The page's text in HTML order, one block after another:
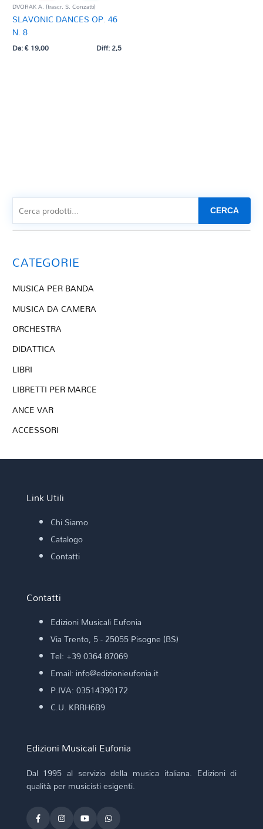
DVORAK A. (trascr. S. Conzatti)
SLAVONIC DANCES OP. 46
N. 8
Da:€19,00 Diff: 2,5
CERCA
CATEGORIE
MUSICA PER BANDA
MUSICA DA CAMERA
ORCHESTRA
DIDATTICA
LIBRI
LIBRETTI PER MARCE
ANCE VAR
ACCESSORI
Link Utili
Chi Siamo
Catalogo
Contatti
Contatti
Edizioni Musicali Eufonia
Via Trento, 5 - 25055 Pisogne (BS)
Tel: +39 0364 87069
Email: info@edizionieufonia.it
P.IVA: 03514390172
C.U. KRRH6B9
Edizioni Musicali Eufonia
Dal 1995 al servizio della musica italiana. Edizioni di
qualità per musicisti esigenti.